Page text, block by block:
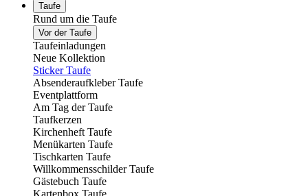
Taufe
Rund um die Taufe
Vor der Taufe
Taufeinladungen
Neue Kollektion
Sticker Taufe
Absenderaufkleber Taufe
Eventplattform
Am Tag der Taufe
Taufkerzen
Kirchenheft Taufe
Menükarten Taufe
Tischkarten Taufe
Willkommensschilder Taufe
Gästebuch Taufe
Kartenbox Taufe